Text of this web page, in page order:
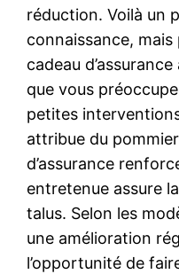
réduction. Voilà un
connaissance,
cadeau
que vous
petites
attribue du
d’assurance
entretenue assure
talus. Selon les
une amélioration
l’opportunité de